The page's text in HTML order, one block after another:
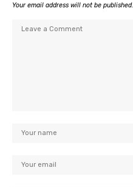
Your email address will not be published.